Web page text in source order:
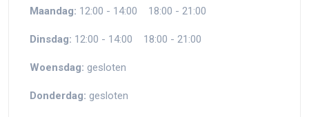
Maandag: 12:00 - 14:00 18:00 - 21:00
Dinsdag: 12:00 - 14:00 18:00 - 21:00
Woensdag: gesloten
Donderdag: gesloten